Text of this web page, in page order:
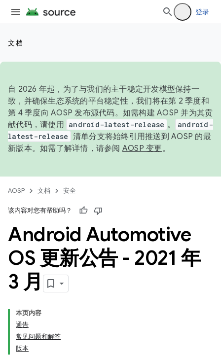
登录
文档
自 2026 年起，为了与我们的主干稳定开发模型保持一
致，并确保生态系统的平台稳定性，我们将在第 2 季度和
第 4 季度向 AOSP 发布源代码。如需构建 AOSP 并为其贡
献代码，请使用 android-latest-release 。
android-
latest-release 清单分支将始终引用推送到 AOSP 的最
新版本。如需了解详情，请参阅 AOSP 变更。
AOSP 文档 安全
该内容对您有帮助吗？
Android Automotive
OS 更新公告 - 2021 年
3 月
本页内容
通告
常见问题和解答
版本